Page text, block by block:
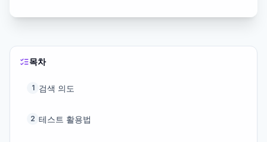
목차
1 검색 의도
2 테스트 활용법